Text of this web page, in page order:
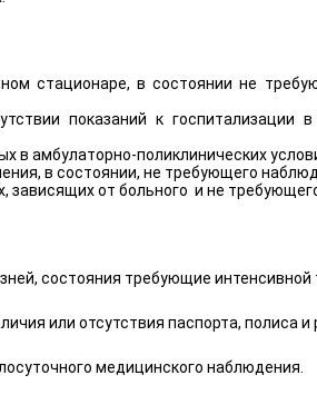
стационаре, в состоянии не
показаний к
в амбулаторно-поликлинических
в состоянии, не требующего
зависящих от больного и не
состояния требующие
или отсутствия паспорта, полиса
медицинского наблюдения.